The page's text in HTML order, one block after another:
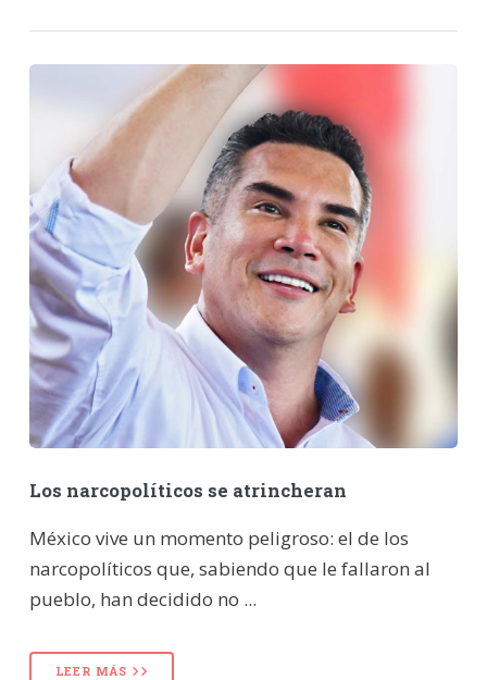
Los narcopolíticos se atrincheran
México vive un momento peligroso: el de los
narcopolíticos que, sabiendo que le fallaron al
pueblo, han decidido no ...
LEER MÁS